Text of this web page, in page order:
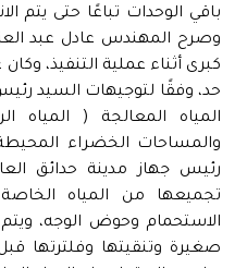
وصرح المهندس عادل عبد
كبرى أثناء عملية التنفيذ،
حد، وفقًا لتوجيهات السيد
المياه المعالجة ( المياه
والمساحات الخضراء
رئيس جهاز مدينة حدائق
تجميعها من المياه
الاستحمام وحوض الوجه،
صغيرة وتنقيتها وفلترتها